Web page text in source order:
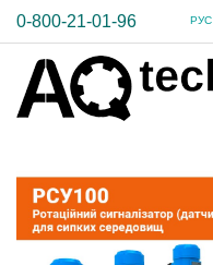
0-800-21-01-96 РУС